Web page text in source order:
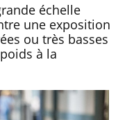
échelle
une exposition
ou très basses
à la